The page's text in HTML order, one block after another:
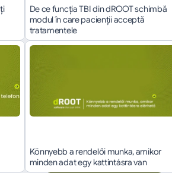
De ce funcția TBI din dROOT schimbă
modul în care pacienții acceptă
tratamentele
Könnyebb a rendelői munka, amikor
minden adat egy kattintásra van